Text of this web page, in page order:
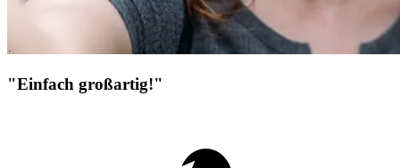
"Einfach großartig!"